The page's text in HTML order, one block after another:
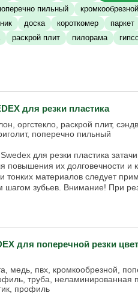
пильный кромкообрезной
доска короткомер
паркет
раскрой плит пилорама
для резки пластика
оргстекло, раскрой плит,
поперечно пильный
для резки пластика
повышения их долговечности и
тонких материалов следует
зубьев. Внимание! При
для поперечной резки
медь, пвх, кромкообрезной,
труба, неламинированная
профиль